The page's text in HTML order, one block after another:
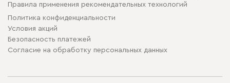
Правила применения рекомендательных технологий
Политика конфиденциальности
Условия акций
Безопасность платежей
Cогласие на обработку персональных данных